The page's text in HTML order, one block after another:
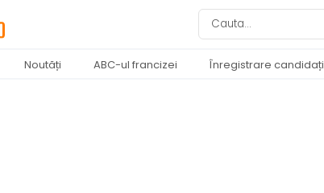
Noutăți ABC-ul francizei Înregistrare candidați